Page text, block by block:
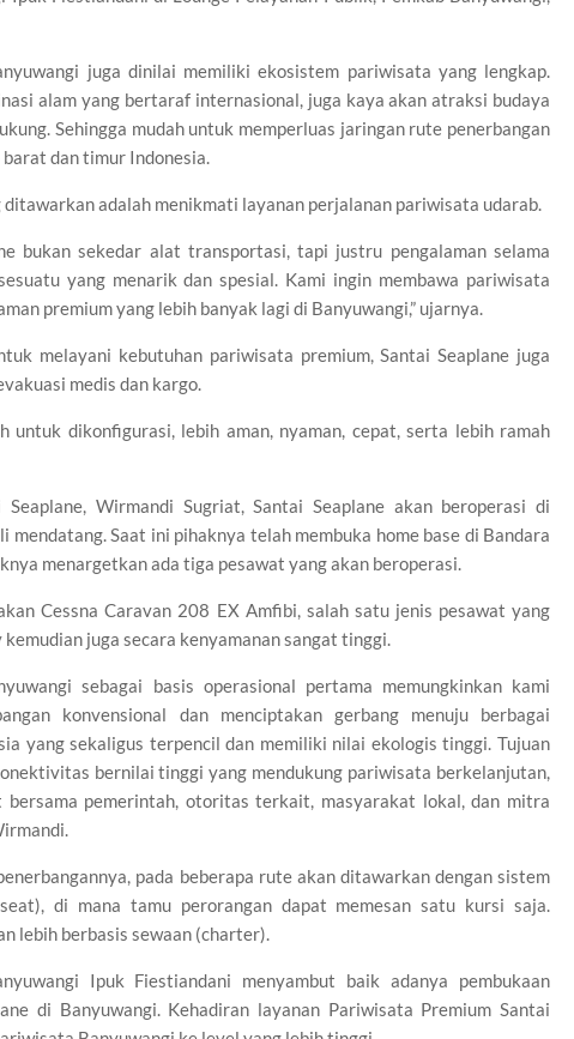
juga dinilai memiliki ekosistem pariwisata yang lengkap.
alam yang bertaraf internasional, juga kaya akan atraksi budaya
Sehingga mudah untuk memperluas jaringan rute penerbangan
dan timur Indonesia.
ditawarkan adalah menikmati layanan perjalanan pariwisata udarab.
bukan sekedar alat transportasi, tapi justru pengalaman selama
yang menarik dan spesial. Kami ingin membawa pariwisata
premium yang lebih banyak lagi di Banyuwangi,” ujarnya.
melayani kebutuhan pariwisata premium, Santai Seaplane juga
medis dan kargo.
untuk dikonfigurasi, lebih aman, nyaman, cepat, serta lebih ramah
Seaplane, Wirmandi Sugriat, Santai Seaplane akan beroperasi di
mendatang. Saat ini pihaknya telah membuka home base di Bandara
menargetkan ada tiga pesawat yang akan beroperasi.
Cessna Caravan 208 EX Amfibi, salah satu jenis pesawat yang
juga secara kenyamanan sangat tinggi.
sebagai basis operasional pertama memungkinkan kami
konvensional dan menciptakan gerbang menuju berbagai
yang sekaligus terpencil dan memiliki nilai ekologis tinggi. Tujuan
bernilai tinggi yang mendukung pariwisata berkelanjutan,
bersama pemerintah, otoritas terkait, masyarakat lokal, dan mitra
pada beberapa rute akan ditawarkan dengan sistem
di mana tamu perorangan dapat memesan satu kursi saja.
lebih berbasis sewaan (charter).
Ipuk Fiestiandani menyambut baik adanya pembukaan
di Banyuwangi. Kehadiran layanan Pariwisata Premium Santai